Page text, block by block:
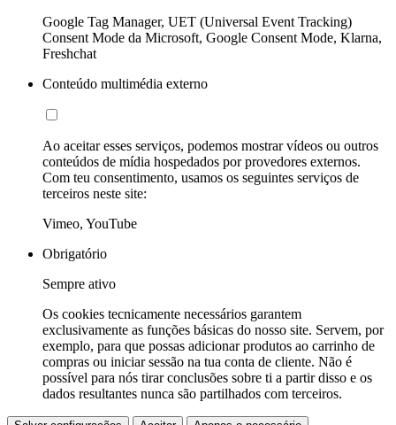
Google Tag Manager, UET (Universal Event Tracking)
Consent Mode da Microsoft, Google Consent Mode, Klarna,
Freshchat
Conteúdo multimédia externo
Ao aceitar esses serviços, podemos mostrar vídeos ou outros
conteúdos de mídia hospedados por provedores externos.
Com teu consentimento, usamos os seguintes serviços de
terceiros neste site:
Vimeo, YouTube
Obrigatório
Sempre ativo
Os cookies tecnicamente necessários garantem
exclusivamente as funções básicas do nosso site. Servem, por
exemplo, para que possas adicionar produtos ao carrinho de
compras ou iniciar sessão na tua conta de cliente. Não é
possível para nós tirar conclusões sobre ti a partir disso e os
dados resultantes nunca são partilhados com terceiros.